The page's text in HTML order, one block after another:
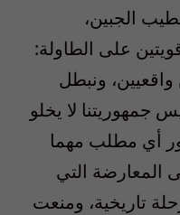
الجبين،
على الطاولة:
واقعيين، ونبطل
جمهوريتنا لا يخلو
أي مطلب مهما
المعارضة التي
تاريخية، ومنعت